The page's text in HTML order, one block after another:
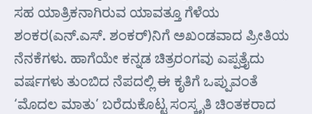
ಸಹ ಯಾತ್ರಿಕನಾಗಿರುವ ಯಾವತ್ತೂ ಗೆಳೆಯ
ಶಂಕರ(ಎನ್.ಎಸ್. ಶಂಕರ್)ನಿಗೆ ಅಖಂಡವಾದ ಪ್ರೀತಿಯ
ನೆನಕೆಗಳು. ಹಾಗೆಯೇ ಕನ್ನಡ ಚಿತ್ರರಂಗವು ಎಪ್ಪತ್ತೈದು
ವರ್ಷಗಳು ತುಂಬಿದ ನೆಪದಲ್ಲಿ ಈ ಕೃತಿಗೆ ಒಪ್ಪುವಂತೆ
‘ಮೊದಲ ಮಾತು’ ಬರೆದುಕೊಟ್ಟ ಸಂಸ್ಕೃತಿ ಚಿಂತಕರಾದ